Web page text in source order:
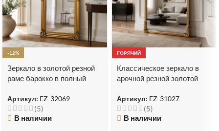
-12%
Зеркало в золотой резной
раме барокко в полный
Артикул: EZ-32069
(5)
В наличии
ГОРЯЧИЙ
Классическое зеркало в
арочной резной золотой
Артикул: EZ-31027
(5)
В наличии